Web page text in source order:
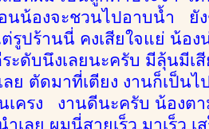
นน้องจะชวนไปอาบน้ำ ยั
ร้านนี่ คงเสียใจแย่ น้องน่
ะดับนึงเลยนะครับ มีลุ้นมี
ลย ตัดมาที่เตียง งานก็เป็
เครง งานดีนะครับ น้องต
ลย ผมนี่สายเร็ว มาเร็ว เ